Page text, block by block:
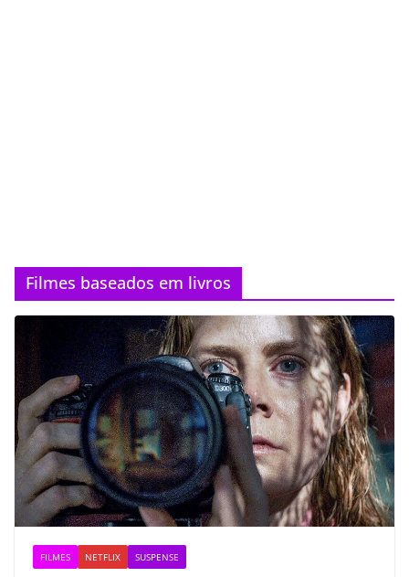
Filmes baseados em livros
FILMES NETFLIX SUSPENSE